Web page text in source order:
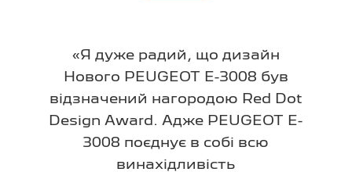
«Я дуже радий, що дизайн
Нового PEUGEOT E-3008 був
відзначений нагородою Red Dot
Design Award. Адже PEUGEOT E-
3008 поєднує в собі всю
винахідливість